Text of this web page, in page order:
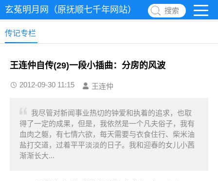
玄菟明月网（原抚顺七千年网站） 搜索
传记专栏
王连仲自传(29)一段小插曲：分房的风波
2012-09-30 11:15 王连仲
我尽管对新闻事业热切的钟爱和执着的追求，也取
得了一定的成果，但是，我依然是一个凡夫俗子，我有
血肉之躯，有七情六欲，每天需要与衣食住行、柴米油
盐打交道，过着平平淡淡的日子。我和迎春的女儿小茜
渐渐长大...